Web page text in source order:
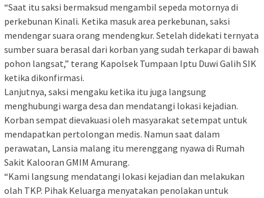
“Saat itu saksi bermaksud mengambil sepeda motornya di
perkebunan Kinali. Ketika masuk area perkebunan, saksi
mendengar suara orang mendengkur. Setelah didekati ternyata
sumber suara berasal dari korban yang sudah terkapar di bawah
pohon langsat,” terang Kapolsek Tumpaan Iptu Duwi Galih SIK
ketika dikonfirmasi.
Lanjutnya, saksi mengaku ketika itu juga langsung
menghubungi warga desa dan mendatangi lokasi kejadian.
Korban sempat dievakuasi oleh masyarakat setempat untuk
mendapatkan pertolongan medis. Namun saat dalam
perawatan, Lansia malang itu merenggang nyawa di Rumah
Sakit Kalooran GMIM Amurang.
“Kami langsung mendatangi lokasi kejadian dan melakukan
olah TKP. Pihak Keluarga menyatakan penolakan untuk